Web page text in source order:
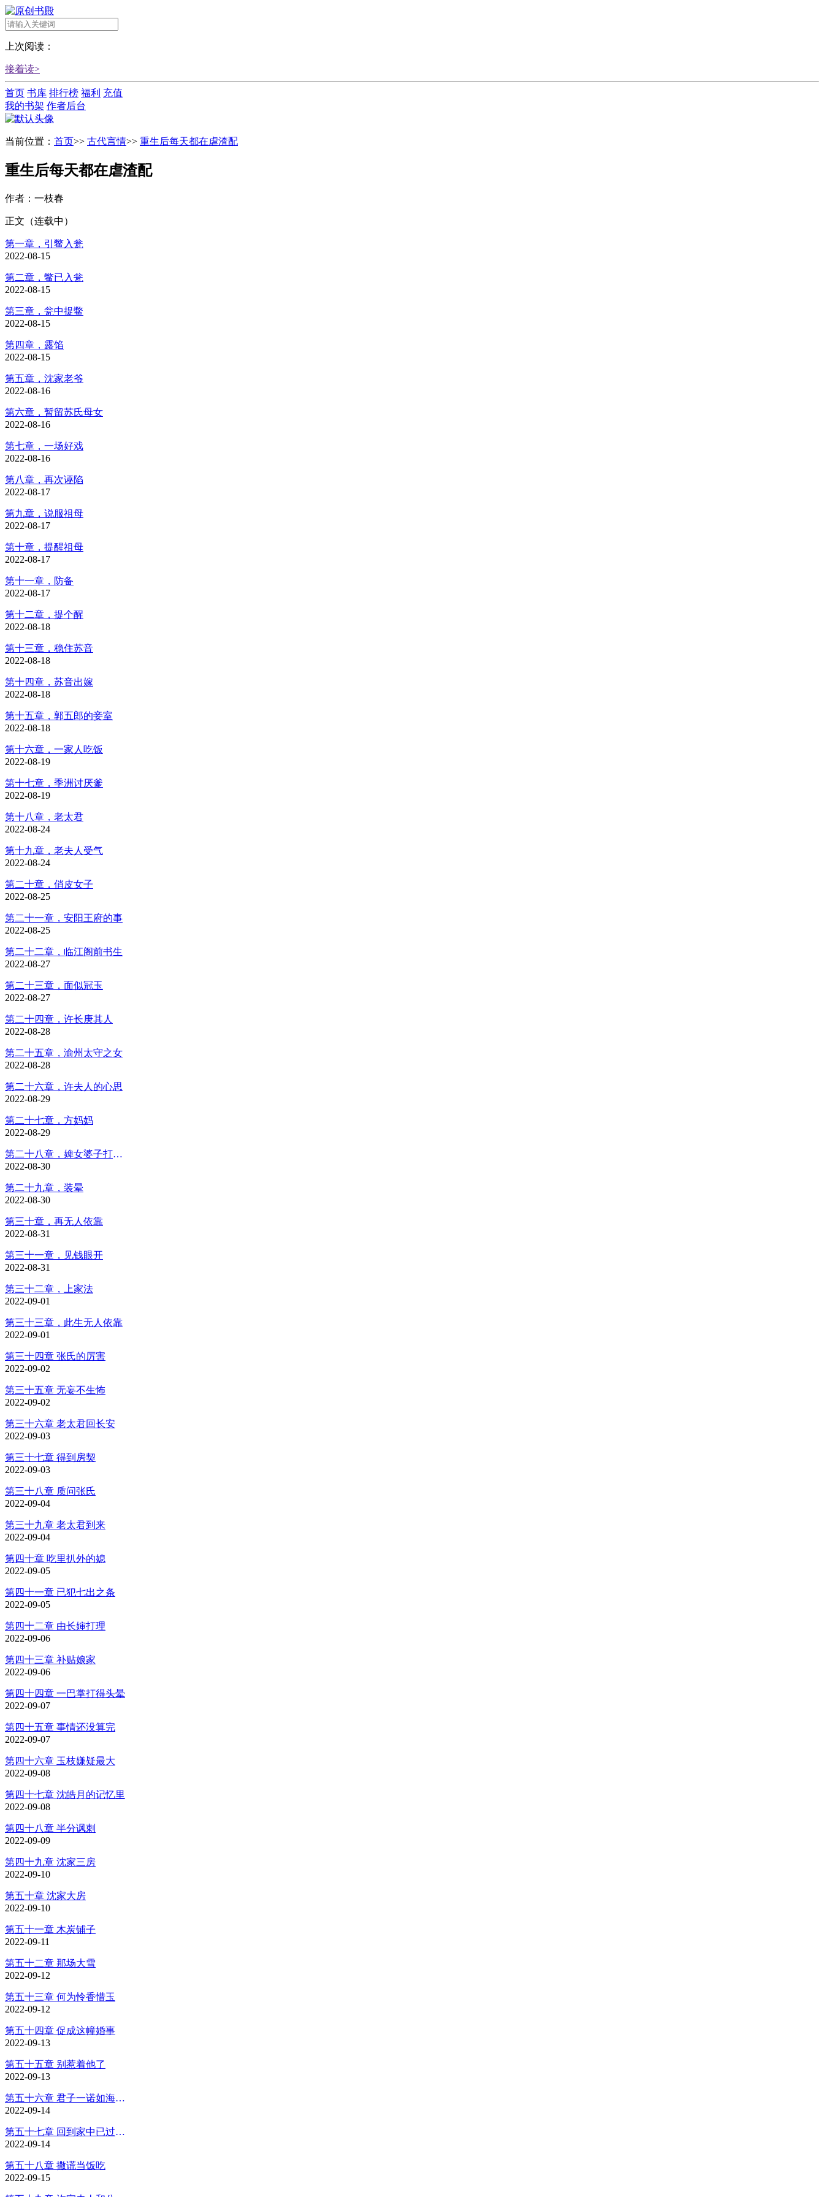
上次阅读：
接着读>
首页 书库 排行榜 福利 充值
我的书架 作者后台
当前位置： 首页>> 古代言情>> 重生后每天都在虐渣配
重生后每天都在虐渣配
作者：一枝春
正文 （连载中）
第一章，引鳖入瓮
2022-08-15
第二章，鳖已入瓮
2022-08-15
第三章，瓮中捉鳖
2022-08-15
第四章，露馅
2022-08-15
第五章，沈家老爷
2022-08-16
第六章，暂留苏氏母女
2022-08-16
第七章，一场好戏
2022-08-16
第八章，再次诬陷
2022-08-17
第九章，说服祖母
2022-08-17
第十章，提醒祖母
2022-08-17
第十一章，防备
2022-08-17
第十二章，提个醒
2022-08-18
第十三章，稳住苏音
2022-08-18
第十四章，苏音出嫁
2022-08-18
第十五章，郭五郎的妾室
2022-08-18
第十六章，一家人吃饭
2022-08-19
第十七章，季洲讨厌爹
2022-08-19
第十八章，老太君
2022-08-24
第十九章，老夫人受气
2022-08-24
第二十章，俏皮女子
2022-08-25
第二十一章，安阳王府的事
2022-08-25
第二十二章，临江阁前书生
2022-08-27
第二十三章，面似冠玉
2022-08-27
第二十四章，许长庚其人
2022-08-28
第二十五章，渝州太守之女
2022-08-28
第二十六章，许夫人的心思
2022-08-29
第二十七章，方妈妈
2022-08-29
第二十八章，婢女婆子打一团
2022-08-30
第二十九章，装晕
2022-08-30
第三十章，再无人依靠
2022-08-31
第三十一章，见钱眼开
2022-08-31
第三十二章，上家法
2022-09-01
第三十三章，此生无人依靠
2022-09-01
第三十四章 张氏的厉害
2022-09-02
第三十五章 无妄不生怖
2022-09-02
第三十六章 老太君回长安
2022-09-03
第三十七章 得到房契
2022-09-03
第三十八章 质问张氏
2022-09-04
第三十九章 老太君到来
2022-09-04
第四十章 吃里扒外的媳
2022-09-05
第四十一章 已犯七出之条
2022-09-05
第四十二章 由长婶打理
2022-09-06
第四十三章 补贴娘家
2022-09-06
第四十四章 一巴掌打得头晕
2022-09-07
第四十五章 事情还没算完
2022-09-07
第四十六章 玉枝嫌疑最大
2022-09-08
第四十七章 沈皓月的记忆里
2022-09-08
第四十八章 半分讽刺
2022-09-09
第四十九章 沈家三房
2022-09-10
第五十章 沈家大房
2022-09-10
第五十一章 木炭铺子
2022-09-11
第五十二章 那场大雪
2022-09-12
第五十三章 何为怜香惜玉
2022-09-12
第五十四章 促成这幢婚事
2022-09-13
第五十五章 别惹着他了
2022-09-13
第五十六章 君子一诺如海如山
2022-09-14
第五十七章 回到家中已过酉时
2022-09-14
第五十八章 撒谎当饭吃
2022-09-15